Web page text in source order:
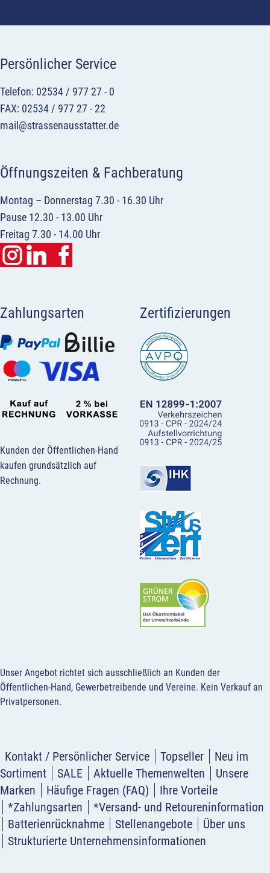
Persönlicher Service
Telefon: 02534 / 977 27 - 0
FAX: 02534 / 977 27 - 22
mail@strassenausstatter.de
Öffnungszeiten & Fachberatung
Montag – Donnerstag 7.30 - 16.30 Uhr
Pause 12.30 - 13.00 Uhr
Freitag 7.30 - 14.00 Uhr
Zahlungsarten
Kunden der Öffentlichen-Hand
kaufen grundsätzlich auf
Rechnung.
Zertifizierungen
Unser Angebot richtet sich ausschließlich an Kunden der
Öffentlichen-Hand, Gewerbetreibende und Vereine. Kein Verkauf an
Privatpersonen.
Kontakt / Persönlicher Service Topseller
Neu im
Sortiment
SALE Aktuelle Themenwelten
Unsere
Marken
Häufige Fragen (FAQ)
Ihre Vorteile
*Zahlungsarten
*Versand- und Retoureninformation
Batterienrücknahme
Stellenangebote
Über uns
Strukturierte Unternehmensinformationen